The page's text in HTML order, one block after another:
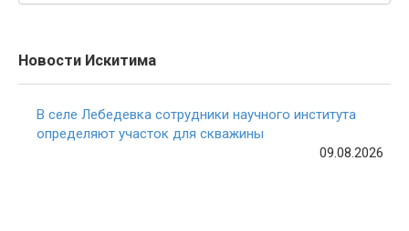
Новости Искитима
В селе Лебедевка сотрудники научного института
определяют участок для скважины
09.08.2026